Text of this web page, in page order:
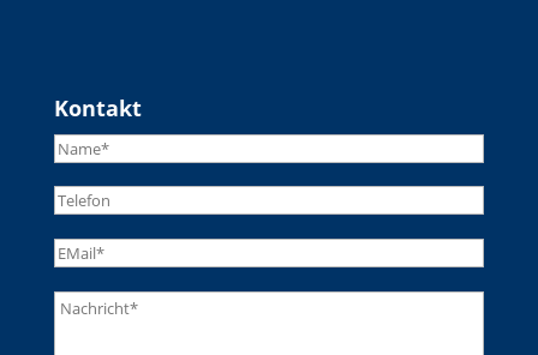
Kontakt